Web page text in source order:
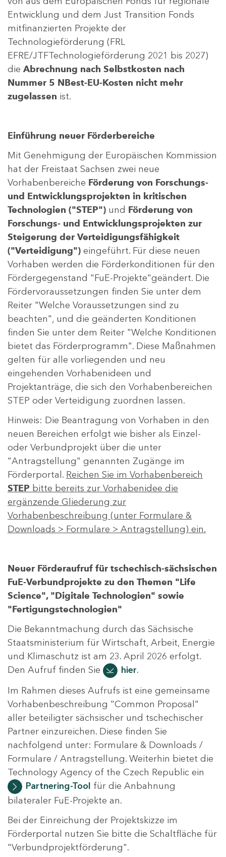
Entwicklung und dem Just Transition Fonds
mitfinanzierten Projekte der
Technologieförderung (FRL
EFRE/JTFTechnologieförderung 2021 bis 2027)
die Abrechnung nach Selbstkosten nach
Nummer 5 NBest-EU-Kosten nicht mehr
zugelassen ist.
Einführung neuer Förderbereiche
Mit Genehmigung der Europäischen Kommission
hat der Freistaat Sachsen zwei neue
Vorhabenbereiche Förderung von Forschungs-
und Entwicklungsprojekten in kritischen
Technologien ("STEP") und Förderung von
Forschungs- und Entwicklungsprojekten zur
Steigerung der Verteidigungsfähigkeit
("Verteidigung") eingeführt. Für diese neuen
Vorhaben werden die Förderkonditionen für den
Fördergegenstand "FuE-Projekte"geändert. Die
Fördervoraussetzungen finden Sie unter dem
Reiter "Welche Voraussetzungen sind zu
beachten", und die geänderten Konditionen
finden Sie unter dem Reiter "Welche Konditionen
bietet das Förderprogramm". Diese Maßnahmen
gelten für alle vorliegenden und neu
eingehenden Vorhabenideen und
Projektanträge, die sich den Vorhabenbereichen
STEP oder Verteidigung zuordnen lassen.
Hinweis: Die Beantragung von Vorhaben in den
neuen Bereichen erfolgt wie bisher als Einzel-
oder Verbundprojekt über die unter
"Antragstellung" genannten Zugänge im
Förderportal. Reichen Sie im Vorhabenbereich
STEP bitte bereits zur Vorhabenidee die
ergänzende Gliederung zur
Vorhabenbeschreibung (unter Formulare &
Downloads > Formulare > Antragstellung) ein.
Neuer Förderaufruf für tschechisch-sächsischen
FuE-Verbundprojekte zu den Themen "Life
Science", "Digitale Technologien" sowie
"Fertigungstechnologien"
Die Bekanntmachung durch das Sächsische
Staatsministerium für Wirtschaft, Arbeit, Energie
und Klimaschutz ist am 23. April 2026 erfolgt.
Den Aufruf finden Sie
hier.
Im Rahmen dieses Aufrufs ist eine gemeinsame
Vorhabenbeschreibung "Common Proposal"
aller beteiligter sächsischer und tschechischer
Partner einzureichen. Diese finden Sie
nachfolgend unter: Formulare & Downloads /
Formulare / Antragstellung. Weiterhin bietet die
Technology Agency of the Czech Republic ein
Partnering-Tool für die Anbahnung
bilateraler FuE-Projekte an.
Bei der Einreichung der Projektskizze im
Förderportal nutzen Sie bitte die Schaltfläche für
"Verbundprojektförderung".